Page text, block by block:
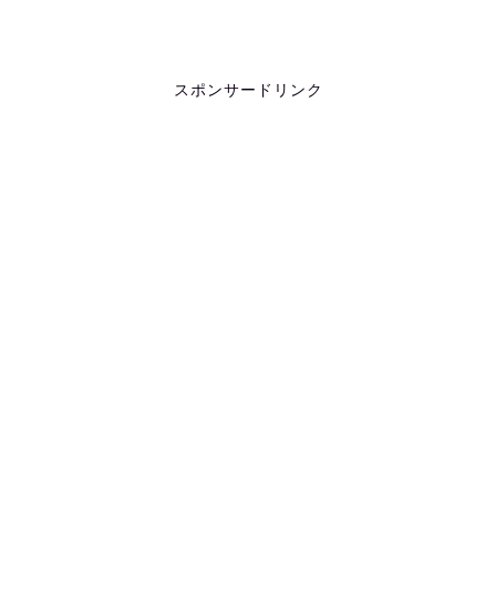
スポンサードリンク